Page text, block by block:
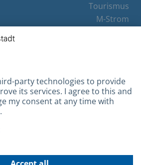
Tourismus
M-Strom
Contact
Barrierefreiheit
Kontakt